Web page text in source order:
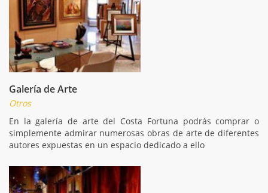
Galería de Arte
Otros
En la galería de arte del Costa Fortuna podrás comprar o
simplemente admirar numerosas obras de arte de diferentes
autores expuestas en un espacio dedicado a ello